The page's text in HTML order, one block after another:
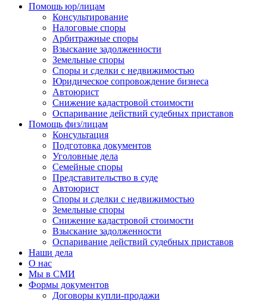
Помощь юр/лицам
Консультирование
Налоговые споры
Арбитражные споры
Взыскание задолженности
Земельные споры
Споры и сделки с недвижимостью
Юридическое сопровождение бизнеса
Автоюрист
Снижение кадастровой стоимости
Оспаривание действий судебных приставов
Помощь физ/лицам
Консультация
Подготовка документов
Уголовные дела
Семейные споры
Представительство в суде
Автоюрист
Споры и сделки с недвижимостью
Земельные споры
Снижение кадастровой стоимости
Взыскание задолженности
Оспаривание действий судебных приставов
Наши дела
О нас
Мы в СМИ
Формы документов
Договоры купли-продажи